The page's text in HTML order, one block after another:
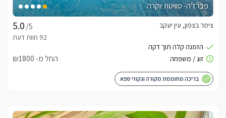
לסוויטה ישנו מטבחון מאובזר בגווני שחור, ובעל עיטורי זהב. עם
לצד המטבחון ניצבת פינת אוכל שקופה במראה מלכותי ואופנתי
לסוויטה חדר רחצה בעיצוב תואם, עם שירותים מקלחון ועמדת כיור
לסוויטה הפרטית חצר אינטימית ומגודרת, במרכזה ניצבת בריכת
פברז’ה- סוויטת יוקרה
/5
צימר בצפון, עין יעקב
החל מ- ₪1800
בריכה מחוממת מקורה וגקוזי ספא